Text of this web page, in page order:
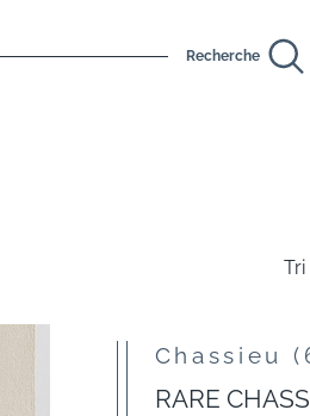
Recherche
Chassieu
RARE